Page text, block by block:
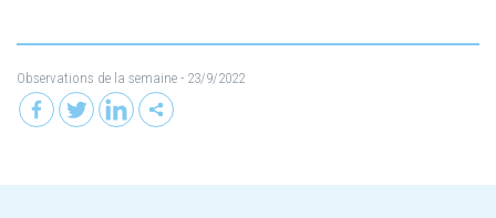
Observations de la semaine - 23/9/2022